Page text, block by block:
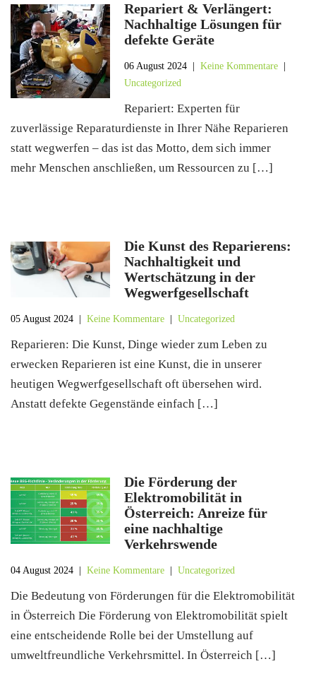
Repariert & Verlängert:
Nachhaltige Lösungen für
defekte Geräte
06 August 2024 |Keine Kommentare
Uncategorized
Repariert: Experten für
zuverlässige Reparaturdienste in Ihrer Nähe Reparieren
statt wegwerfen – das ist das Motto, dem sich immer
mehr Menschen anschließen, um Ressourcen zu […]
Die Kunst des Reparierens:
Nachhaltigkeit und
Wertschätzung in der
Wegwerfgesellschaft
05 August 2024 Keine Kommentare Uncategorized
Reparieren: Die Kunst, Dinge wieder zum Leben zu
erwecken Reparieren ist eine Kunst, die in unserer
heutigen Wegwerfgesellschaft oft übersehen wird.
Anstatt defekte Gegenstände einfach […]
Die Förderung der
Elektromobilität in
Österreich: Anreize für
eine nachhaltige
Verkehrswende
04 August 2024 Keine Kommentare Uncategorized
Die Bedeutung von Förderungen für die Elektromobilität
in Österreich Die Förderung von Elektromobilität spielt
eine entscheidende Rolle bei der Umstellung auf
umweltfreundliche Verkehrsmittel. In Österreich […]